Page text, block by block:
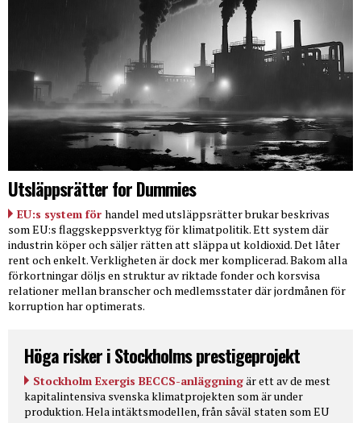
Utsläppsrätter for Dummies
EU:s system för handel med utsläppsrätter brukar beskrivas
som EU:s flaggskeppsverktyg för klimatpolitik. Ett system där
industrin köper och säljer rätten att släppa ut koldioxid. Det låter
rent och enkelt. Verkligheten är dock mer komplicerad. Bakom alla
förkortningar döljs en struktur av riktade fonder och korsvisa
relationer mellan branscher och medlemsstater där jordmånen för
korruption har optimerats.
Höga risker i Stockholms prestigeprojekt
Stockholm Exergis BECCS-anläggningär ett av de mest
kapitalintensiva svenska klimatprojekten som är under
produktion. Hela intäktsmodellen, från såväl staten som EU